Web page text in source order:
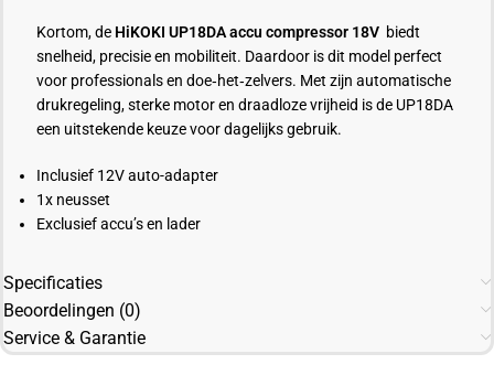
Kortom, de HiKOKI UP18DAaccu compressor 18V biedt
snelheid, precisie en mobiliteit. Daardoor is dit model perfect
voor professionals en doe‑het‑zelvers. Met zijn automatische
drukregeling, sterke motor en draadloze vrijheid is de UP18DA
een uitstekende keuze voor dagelijks gebruik.
Inclusief 12V auto-adapter
1x neusset
Exclusief accu’s en lader
Specificaties
Beoordelingen (0)
Service & Garantie